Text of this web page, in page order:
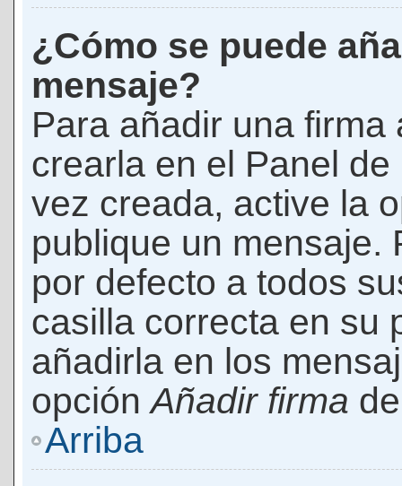
¿Cómo se puede
mensaje?
Para añadir una
crearla en el Panel
vez creada, active la
publique un mensaje.
por defecto a todos
casilla correcta en su
añadirla en los
opciónAñadir firma
Arriba